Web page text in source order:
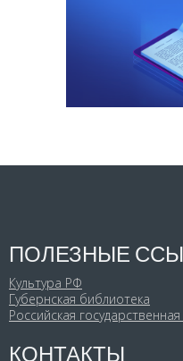
ПОЛЕЗНЫЕ
Культура РФ
Губернская библиотека
Российская
КОНТАКТЫ